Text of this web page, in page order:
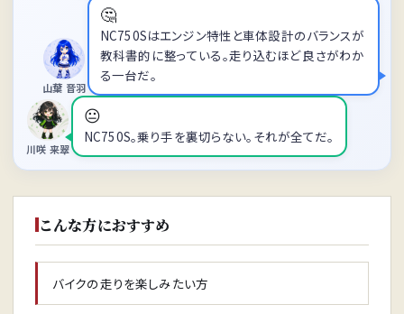
🤔
NC750Sはエンジン特性と車体設計のバランスが
教科書的に整っている。走り込むほど良さがわか
る一台だ。
山葉 音羽
川咲 来翠
😐
NC750S。乗り手を裏切らない。それが全てだ。
こんな方におすすめ
バイクの走りを楽しみたい方